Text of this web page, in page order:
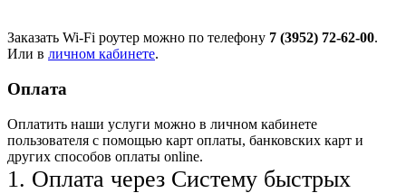
Заказать Wi-Fi роутер можно по телефону 7 (3952) 72-62-00.
Или в личном кабинете.
Оплата
Оплатить наши услуги можно в личном кабинете
пользователя с помощью карт оплаты, банковских карт и
других способов оплаты online.
1. Оплата через Систему быстрых